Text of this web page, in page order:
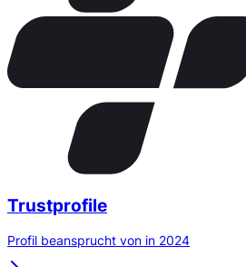
Trustprofile
Profil beansprucht von in 2024